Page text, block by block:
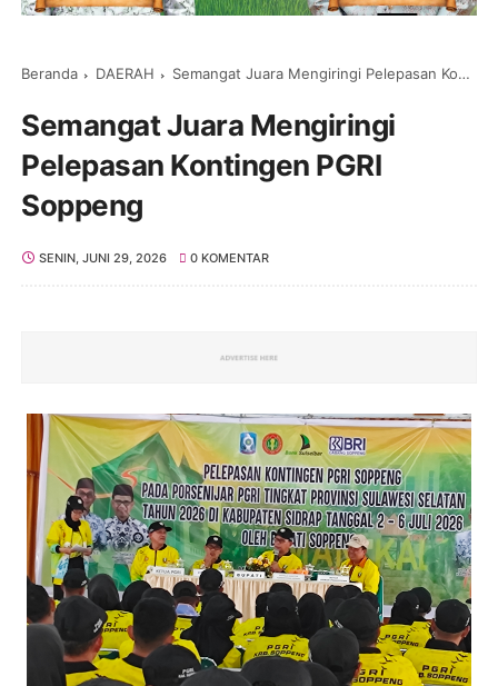
Beranda DAERAH Semangat Juara Mengiringi Pelepasan Kontingen PGRI Soppeng
Semangat Juara Mengiringi
Pelepasan Kontingen PGRI
Soppeng
SENIN, JUNI 29, 2026 0 KOMENTAR